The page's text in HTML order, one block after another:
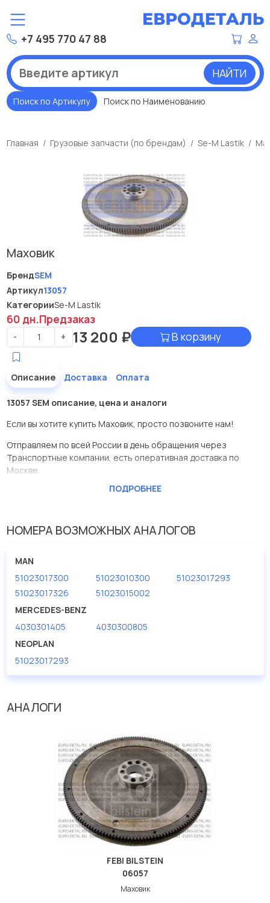
+7 495 770 47 88
НАЙТИ
Поиск по Артикулу Поиск по Наименованию
Главная Грузовые запчасти (по брендам) Se-M Lastik
Маховик
БрендSEM
Артикул13057
КатегорииSe-M Lastik
60 дн.Предзаказ
- + 13 200 ₽ В корзину
Описание Доставка Оплата
13057 SEM описание, цена и аналоги
Если вы хотите купить Маховик, просто позвоните нам!
Отправляем по всей России в день обращения через
Транспортные компании, есть оперативная доставка по
Москве.
Эта запчасть представлена по производителю SEM
Маховик в нашей компании Евродеталь представлены в
Мы продаем сертифицированные колодки тормозные
дисковые с гарантией от производителя SEM.
Производитель
ПОДРОБНЕЕ
НОМЕРА ВОЗМОЖНЫХ АНАЛОГОВ
MAN
51023017300
51023010300
51023017293
51023017326
51023015002
MERCEDES-BENZ
4030301405
4030300805
NEOPLAN
51023017293
АНАЛОГИ
FEBI BILSTEIN
06057
Маховик